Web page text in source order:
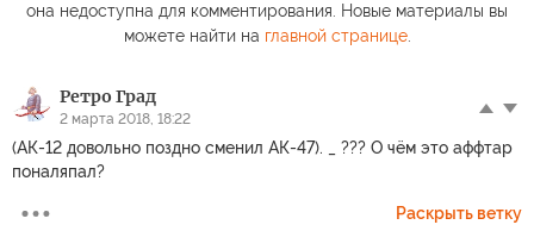
она недоступна для комментирования. Новые материалы вы
можете найти на главной странице.
Ретро Град
2 марта 2018, 18:22
(АК-12 довольно поздно сменил АК-47). _ ??? О чём это аффтар
поналяпал?
Раскрыть ветку